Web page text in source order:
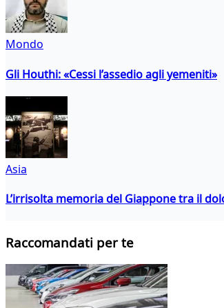
Mondo
Gli Houthi: «Cessi l’assedio agli yemeniti»
Asia
L’irrisolta memoria del Giappone tra il
Raccomandati per te